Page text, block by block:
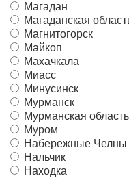
Магадан
Магаданская
Магнитогорск
Майкоп
Махачкала
Миасс
Минусинск
Мурманск
Мурманская область
Муром
Набережные Челны
Нальчик
Находка